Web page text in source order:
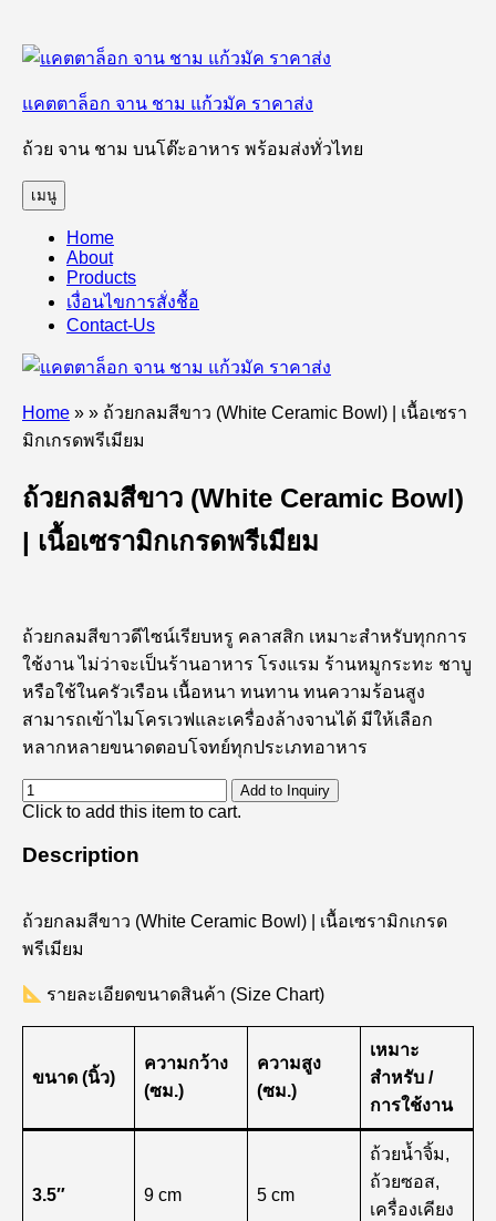
ข้าม
ยัง
บทความ
แคตตาล็อก จาน ชาม แก้วมัค ราคาส่ง
ถ้วย จาน ชาม บนโต๊ะอาหาร พร้อมส่งทั่วไทย
เมนู
Home
About
Products
เงื่อนไขการสั่งชื้อ
Contact-Us
Home » » ถ้วยกลมสีขาว (White Ceramic Bowl) | เนื้อเซรา
มิกเกรดพรีเมียม
ถ้วยกลมสีขาว (White Ceramic Bowl)
| เนื้อเซรามิกเกรดพรีเมียม
ถ้วยกลมสีขาวดีไซน์เรียบหรู คลาสสิก เหมาะสำหรับทุกการ
ใช้งาน ไม่ว่าจะเป็นร้านอาหาร โรงแรม ร้านหมูกระทะ ชาบู
หรือใช้ในครัวเรือน เนื้อหนา ทนทาน ทนความร้อนสูง
สามารถเข้าไมโครเวฟและเครื่องล้างจานได้ มีให้เลือก
หลากหลายขนาดตอบโจทย์ทุกประเภทอาหาร
Add to Inquiry
Click to add this item to cart.
Description
ถ้วยกลมสีขาว (White Ceramic Bowl) | เนื้อเซรามิกเกรด
พรีเมียม
รายละเอียดขนาดสินค้า (Size Chart)
ขนาด (นิ้ว)
ความกว้าง
(ซม.)
ความสูง
(ซม.)
เหมาะ
สำหรับ /
การใช้งาน
3.5″ 9 cm 5 cm
ถ้วยน้ำจิ้ม,
ถ้วยซอส,
เครื่องเคียง